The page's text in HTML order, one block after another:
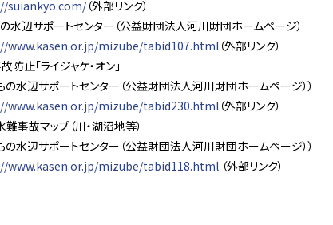
suiankyo.com/（外部リンク）
サポートセンター（公益財団法人河川財団ホームページ）
www.kasen.or.jp/mizube/tabid107.html （外部リンク）
「ライジャケ・オン」
辺サポートセンター（公益財団法人河川財団ホームページ））
www.kasen.or.jp/mizube/tabid230.html （外部リンク）
故マップ（川・湖沼地等）
辺サポートセンター（公益財団法人河川財団ホームページ））
www.kasen.or.jp/mizube/tabid118.html （外部リンク）